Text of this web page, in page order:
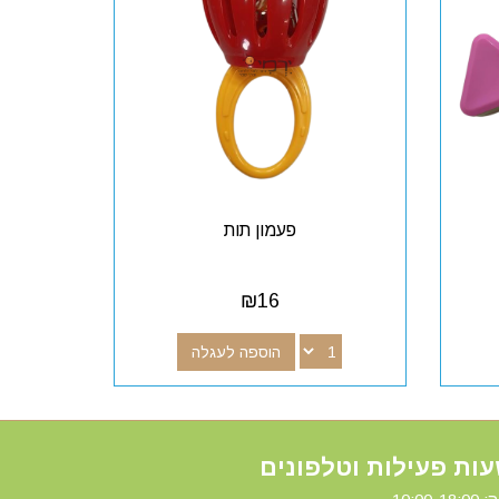
פעמון תות
₪16
הוספה לעגלה
פעילות וטלפונים